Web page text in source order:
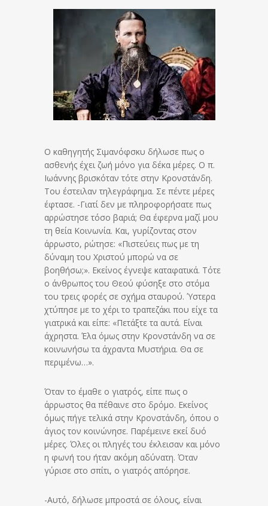
Ο καθηγητής Σιμανόφσκυ δήλωσε πως ο
ασθενής έχει ζωή μόνο για δέκα μέρες. Ο π.
Ιωάννης βρισκόταν τότε στην Κρονστάνδη.
Του έστειλαν τηλεγράφημα. Σε πέντε μέρες
έφτασε. -Γιατί δεν με πληροφορήσατε πως
αρρώστησε τόσο βαριά; Θα έφερνα μαζί μου
τη θεία Κοινωνία. Και, γυρίζοντας στον
άρρωστο, ρώτησε: «Πιστεύεις πως με τη
δύναμη του Χριστού μπορώ να σε
βοηθήσω;». Εκείνος έγνεψε καταφατικά. Τότε
ο άνθρωπος του Θεού φύσηξε στο στόμα
του τρεις φορές σε σχήμα σταυρού. Ύστερα
χτύπησε με το χέρι το τραπεζάκι που είχε τα
γιατρικά και είπε: «Πετάξτε τα αυτά. Είναι
άχρηστα. Έλα όμως στην Κρονστάνδη να σε
κοινωνήσω τα άχραντα Μυστήρια. Θα σε
περιμένω…».
Όταν το έμαθε ο γιατρός, είπε πως ο
άρρωστος θα πέθαινε στο δρόμο. Εκείνος
όμως πήγε τελικά στην Κρονστάνδη, όπου ο
άγιος τον κοινώνησε. Παρέμεινε εκεί δυό
μέρες. Όλες οι πληγές του έκλεισαν και μόνο
η φωνή του ήταν ακόμη αδύνατη. Όταν
γύρισε στο σπίτι, ο γιατρός απόρησε.
-Αυτό, δήλωσε μπροστά σε όλους, είναι